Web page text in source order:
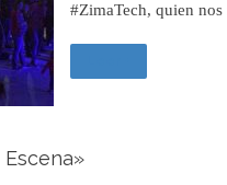
#ZimaTech, quien